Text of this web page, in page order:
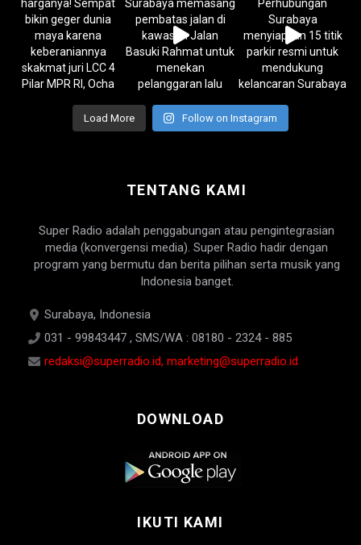
Load More Follow on Instagram
TENTANG KAMI
Super Radio adalah penggabungan atau pengintegrasian
media (konvergensi media). Super Radio hadir dengan
program yang bermutu dan berita pilihan serta musik yang
Indonesia banget.
Surabaya, Indonesia
031 - 99843447 , SMS/WA : 08180 - 2324 - 885
redaksi@superradio.id, marketing@superradio.id
DOWNLOAD
IKUTI KAMI